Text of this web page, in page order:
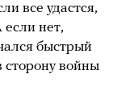
все удастся,
нет,
быстрый
войны